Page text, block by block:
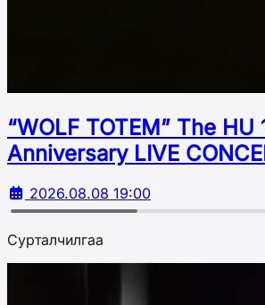
“WOLF TOTEM” The HU
Аnniversary LIVE
2026.08.08 19:00
Сурталчилгаа